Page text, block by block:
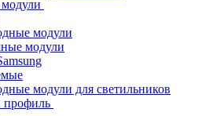
модули
модули
модули для светильников